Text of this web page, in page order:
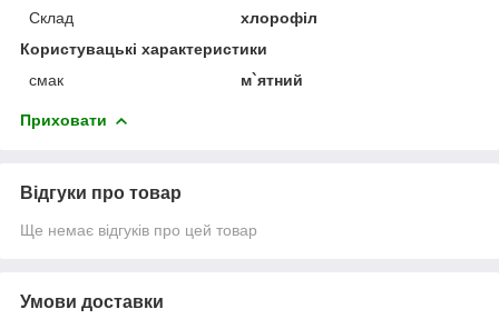
Склад
хлорофіл
Користувацькі характеристики
смак
м`ятний
Приховати
Відгуки про товар
Ще немає відгуків про цей товар
Умови доставки